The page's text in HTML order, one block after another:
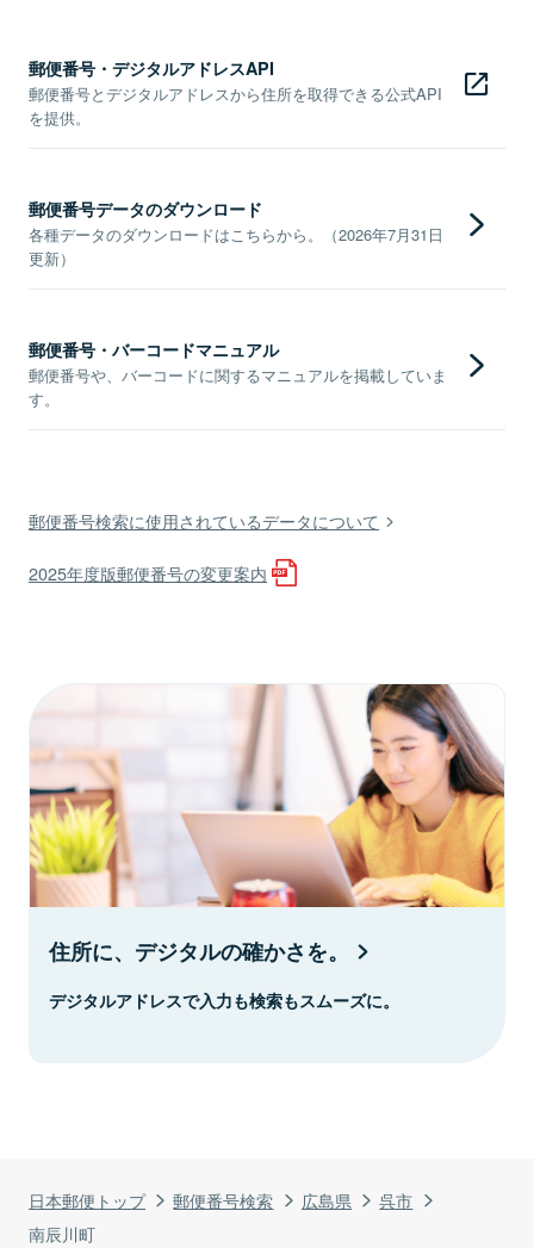
日本郵便トップ 郵便番号検索 広島県
呉市
南辰川町
郵便番号・デジタルアドレスAPI
郵便番号とデジタルアドレスから住所を取得できる公式API
を提供。
郵便番号データのダウンロード
各種データのダウンロードはこちらから。（2026年7月31日
更新）
郵便番号・バーコードマニュアル
郵便番号や、バーコードに関するマニュアルを掲載していま
す。
郵便番号検索に使用されているデータについて
2025年度版郵便番号の変更案内
住所に、デジタルの確かさを。
デジタルアドレスで入力も検索もスムーズに。